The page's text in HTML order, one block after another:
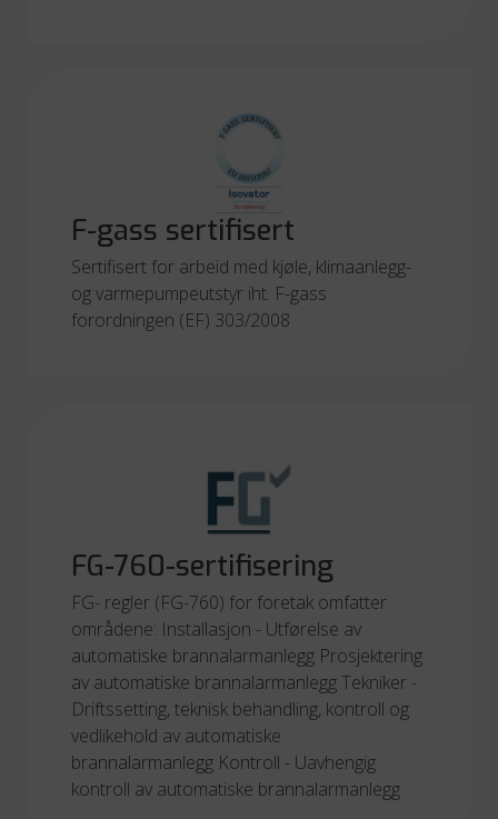
F-gass sertifisert
Sertifisert for arbeid med kjøle, klimaanlegg-
og varmepumpeutstyr iht. F-gass
forordningen (EF) 303/2008
FG-760-sertifisering
FG- regler (FG-760) for foretak omfatter
områdene: Installasjon - Utførelse av
automatiske brannalarmanlegg Prosjektering
av automatiske brannalarmanlegg Tekniker -
Driftssetting, teknisk behandling, kontroll og
vedlikehold av automatiske
brannalarmanlegg Kontroll - Uavhengig
kontroll av automatiske brannalarmanlegg